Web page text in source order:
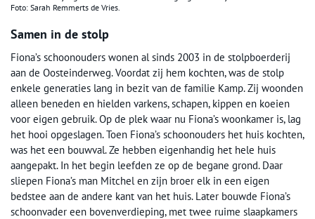
Foto: Sarah Remmerts de Vries.
Samen in de stolp
Fiona’s schoonouders wonen al sinds 2003 in de stolpboerderij
aan de Oosteinderweg. Voordat zij hem kochten, was de stolp
enkele generaties lang in bezit van de familie Kamp. Zij woonden
alleen beneden en hielden varkens, schapen, kippen en koeien
voor eigen gebruik. Op de plek waar nu Fiona’s woonkamer is, lag
het hooi opgeslagen. Toen Fiona’s schoonouders het huis kochten,
was het een bouwval. Ze hebben eigenhandig het hele huis
aangepakt. In het begin leefden ze op de begane grond. Daar
sliepen Fiona’s man Mitchel en zijn broer elk in een eigen
bedstee aan de andere kant van het huis. Later bouwde Fiona’s
schoonvader een bovenverdieping, met twee ruime slaapkamers